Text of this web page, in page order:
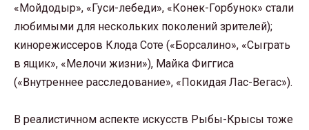
«Мойдодыр», «Гуси-лебеди», «Конек-Горбунок» стали
любимыми для нескольких поколений зрителей);
кинорежиссеров Клода Соте («Борсалино», «Сыграть
в ящик», «Мелочи жизни»), Майка Фиггиса
(«Внутреннее расследование», «Покидая Лас-Вегас»).
В реалистичном аспекте искусств Рыбы-Крысы тоже